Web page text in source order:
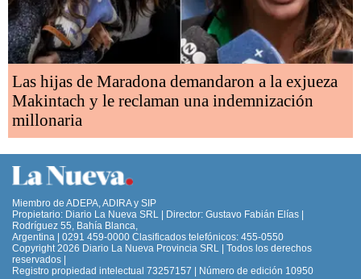
Las hijas de Maradona demandaron a la exjueza
Makintach y le reclaman una indemnización
millonaria
Miembro de ADEPA, ADIRA y SIP
Propietario: Diario La Nueva SRL | Director: Gustavo Fabián Elías |
Rodríguez 55, Bahía Blanca,
Argentina | 0291 459-0000 Clasificados telefónicos: 455-0550
Copyright 2026 Diario La Nueva Provincia SRL | Todos los derechos
reservados |
Registro propiedad intelectual 73257157 | Número de edición 10950